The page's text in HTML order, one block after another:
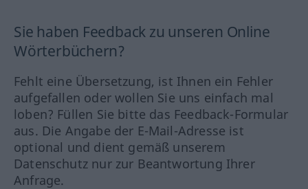
Sie haben Feedback zu unseren Online
Wörterbüchern?
Fehlt eine Übersetzung, ist Ihnen ein Fehler
aufgefallen oder wollen Sie uns einfach mal
loben? Füllen Sie bitte das Feedback-Formular
aus. Die Angabe der E-Mail-Adresse ist
optional und dient gemäß unserem
Datenschutz nur zur Beantwortung Ihrer
Anfrage.